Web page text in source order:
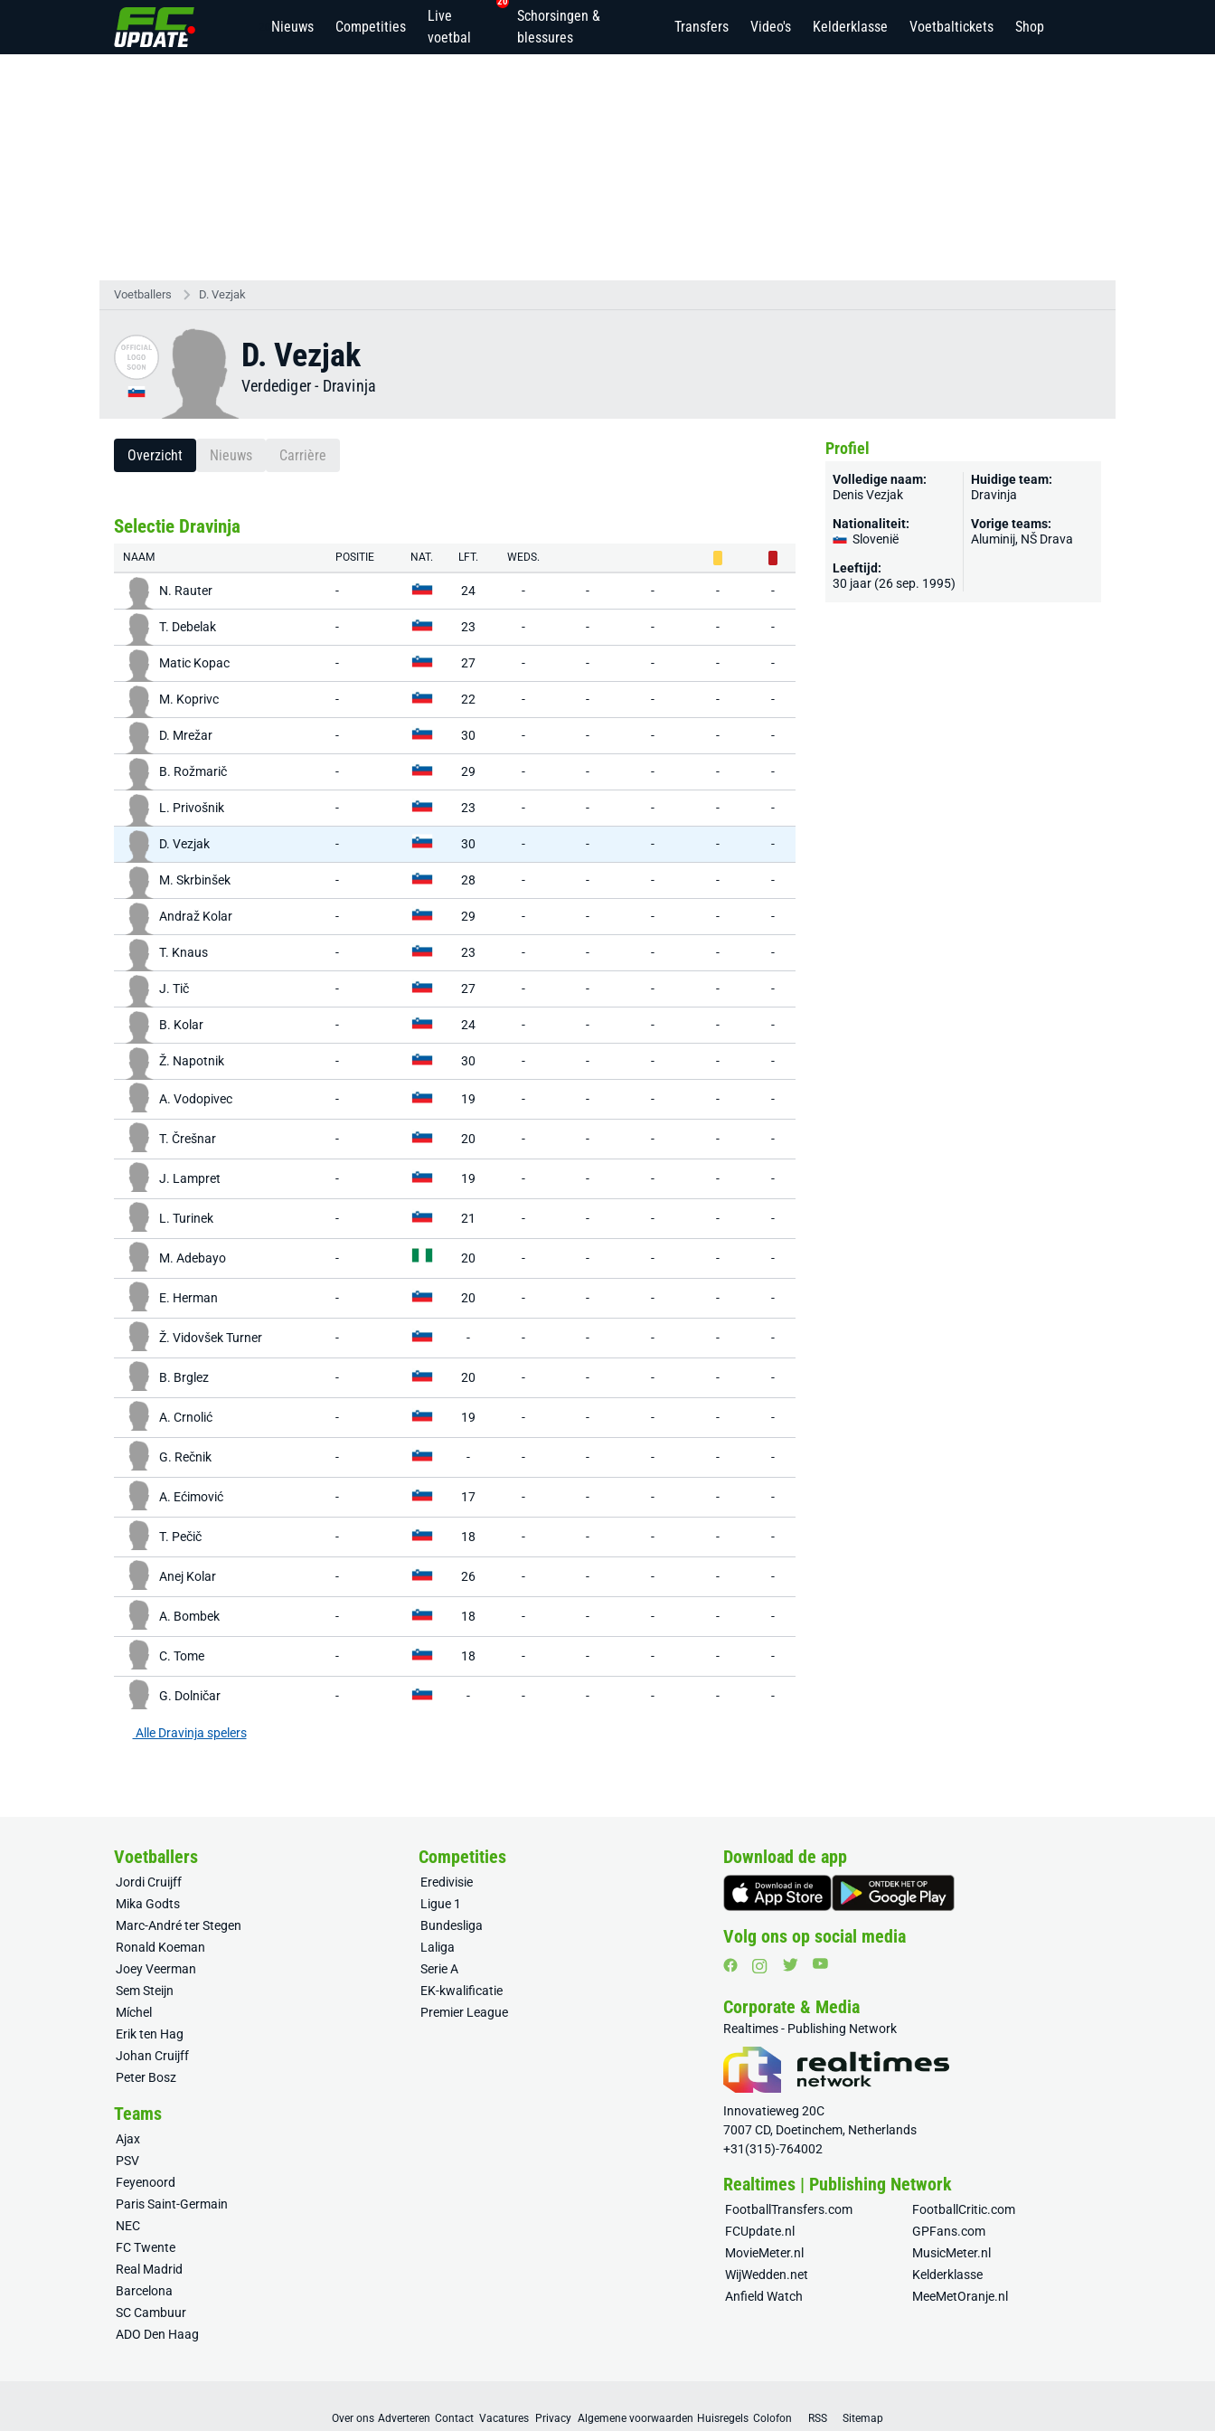
Nieuws Competities
Live
voetbal
Schorsingen &
blessures
Transfers Video's Kelderklasse Voetbaltickets Shop
Voetballers D. Vezjak
D. Vezjak
Verdediger- Dravinja
Overzicht Nieuws Carrière
Selectie Dravinja
NAAM POSITIE NAT. LFT. WEDS.
N. Rauter - 24 - - - - -
T. Debelak - 23 - - - - -
Matic Kopac - 27 - - - - -
M. Koprivc - 22 - - - - -
D. Mrežar - 30 - - - - -
B. Rožmarič - 29 - - - - -
L. Privošnik - 23 - - - - -
D. Vezjak - 30 - - - - -
M. Skrbinšek - 28 - - - - -
Andraž Kolar - 29 - - - - -
T. Knaus - 23 - - - - -
J. Tič - 27 - - - - -
B. Kolar - 24 - - - - -
Ž. Napotnik - 30 - - - - -
A. Vodopivec - 19 - - - - -
T. Črešnar - 20 - - - - -
J. Lampret - 19 - - - - -
L. Turinek - 21 - - - - -
M. Adebayo - 20 - - - - -
E. Herman - 20 - - - - -
Ž. Vidovšek Turner - - - - - - -
B. Brglez - 20 - - - - -
A. Crnolić - 19 - - - - -
G. Rečnik - - - - - - -
A. Ećimović - 17 - - - - -
T. Pečič - 18 - - - - -
Anej Kolar - 26 - - - - -
A. Bombek - 18 - - - - -
C. Tome - 18 - - - - -
G. Dolničar - - - - - - -
Alle Dravinja spelers
Profiel
Volledige naam:
Denis Vezjak
Nationaliteit:
Slovenië
Leeftijd:
30 jaar (26 sep. 1995)
Huidige team:
Dravinja
Vorige teams:
Aluminij, NŠ Drava
Voetballers
Jordi Cruijff
Mika Godts
Marc-André ter Stegen
Ronald Koeman
Joey Veerman
Sem Steijn
Míchel
Erik ten Hag
Johan Cruijff
Peter Bosz
Competities
Eredivisie
Ligue 1
Bundesliga
Laliga
Serie A
EK-kwalificatie
Premier League
Teams
Ajax
PSV
Feyenoord
Paris Saint-Germain
NEC
FC Twente
Real Madrid
Barcelona
SC Cambuur
ADO Den Haag
Download de app
Volg ons op social media
Corporate & Media
Realtimes - Publishing Network
Innovatieweg 20C
7007 CD, Doetinchem, Netherlands
+31(315)-764002
Realtimes | Publishing Network
FootballTransfers.com
FootballCritic.com
FCUpdate.nl
GPFans.com
MovieMeter.nl
MusicMeter.nl
WijWedden.net
Kelderklasse
Anfield Watch
MeeMetOranje.nl
Over ons Adverteren Contact Vacatures Privacy Algemene voorwaarden Huisregels Colofon RSS Sitemap